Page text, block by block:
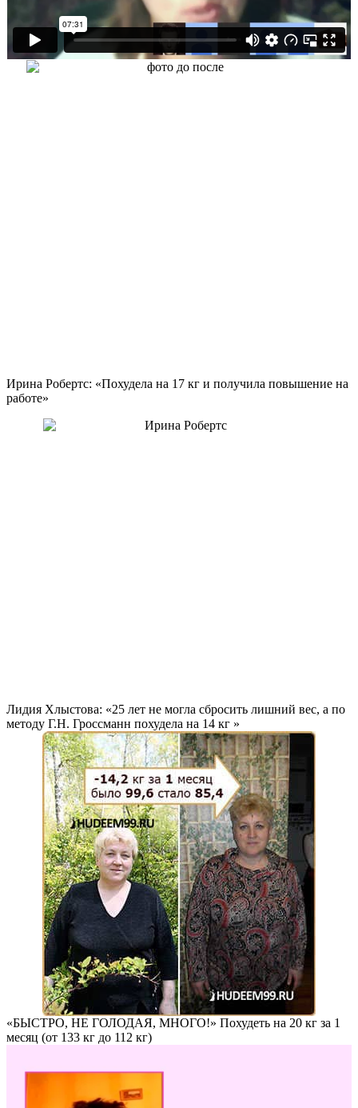
Ирина Робертс: «Похудела на 17 кг и получила повышение на
работе»
Лидия Хлыстова: «25 лет не могла сбросить лишний вес, а по
методу Г.Н. Гроссманн похудела на 14 кг »
«БЫСТРО, НЕ ГОЛОДАЯ, МНОГО!» Похудеть на 20 кг за 1
месяц (от 133 кг до 112 кг)